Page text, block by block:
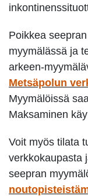
Poikkea
myymälässä ja
arkeen-
Metsäpolun
Myymälöissä
Maksaminen
Voit myös tilata
verkkokaupasta
seepran